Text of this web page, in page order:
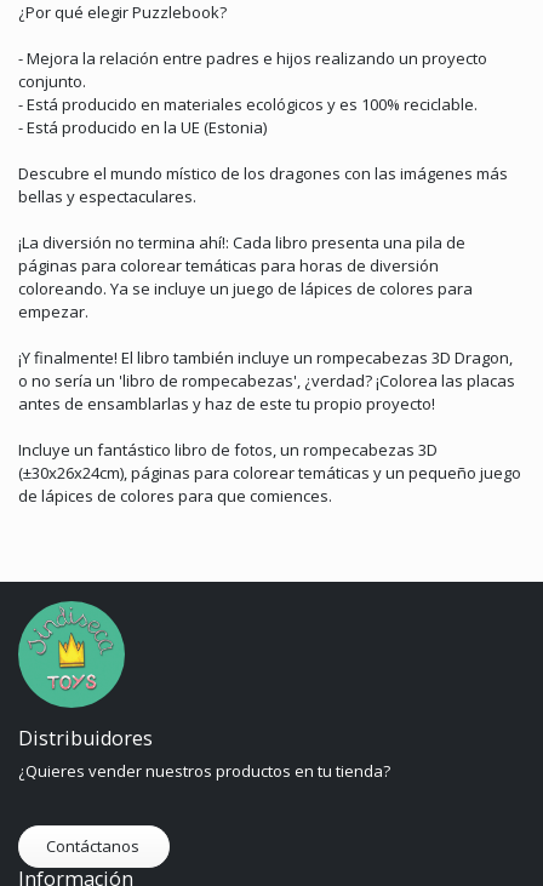
¿Por qué elegir Puzzlebook?
- Mejora la relación entre padres e hijos realizando un proyecto
conjunto.
- Está producido en materiales ecológicos y es 100% reciclable.
- Está producido en la UE (Estonia)
Descubre el mundo místico de los dragones con las imágenes más
bellas y espectaculares.
¡La diversión no termina ahí!: Cada libro presenta una pila de
páginas para colorear temáticas para horas de diversión
coloreando. Ya se incluye un juego de lápices de colores para
empezar.
¡Y finalmente! El libro también incluye un rompecabezas 3D Dragon,
o no sería un 'libro de rompecabezas', ¿verdad? ¡Colorea las placas
antes de ensamblarlas y haz de este tu propio proyecto!
Incluye un fantástico libro de fotos, un rompecabezas 3D
(±30x26x24cm), páginas para colorear temáticas y un pequeño juego
de lápices de colores para que comiences.
Distribuidores
¿Quieres vender nuestros productos en tu tienda?
Contáctanos
Información